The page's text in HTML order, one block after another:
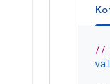
//
val